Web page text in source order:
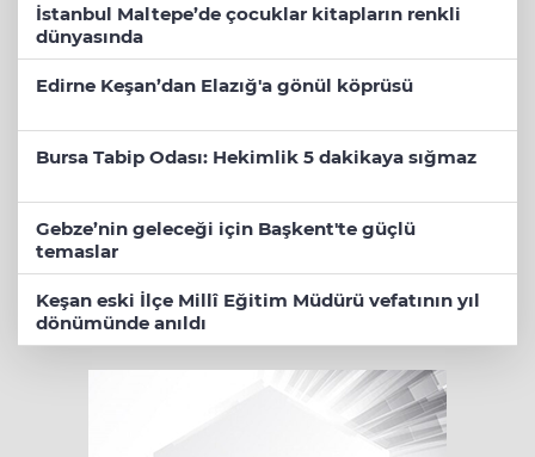
İstanbul Maltepe’de çocuklar kitapların renkli
dünyasında
Edirne Keşan’dan Elazığ'a gönül köprüsü
Bursa Tabip Odası: Hekimlik 5 dakikaya sığmaz
Gebze’nin geleceği için Başkent'te güçlü
temaslar
Keşan eski İlçe Millî Eğitim Müdürü vefatının yıl
dönümünde anıldı